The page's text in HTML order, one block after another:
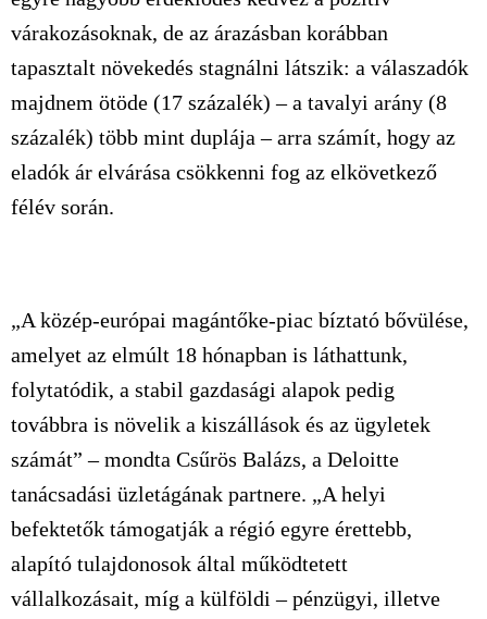
várakozásoknak, de az árazásban korábban
tapasztalt növekedés stagnálni látszik: a válaszadók
majdnem ötöde (17 százalék) – a tavalyi arány (8
százalék) több mint duplája – arra számít, hogy az
eladók ár elvárása csökkenni fog az elkövetkező
félév során.
„A közép-európai magántőke-piac bíztató bővülése,
amelyet az elmúlt 18 hónapban is láthattunk,
folytatódik, a stabil gazdasági alapok pedig
továbbra is növelik a kiszállások és az ügyletek
számát” – mondta Csűrös Balázs, a Deloitte
tanácsadási üzletágának partnere. „A helyi
befektetők támogatják a régió egyre érettebb,
alapító tulajdonosok által működtetett
vállalkozásait, míg a külföldi – pénzügyi, illetve